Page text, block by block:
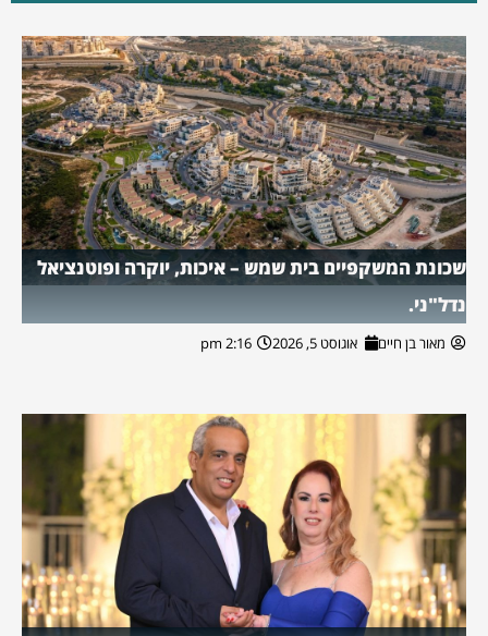
שכונת המשקפיים בית שמש – איכות, יוקרה ופוטנציאל
נדל"ני.
מאור בן חיים אוגוסט 5, 2026 2:16 pm